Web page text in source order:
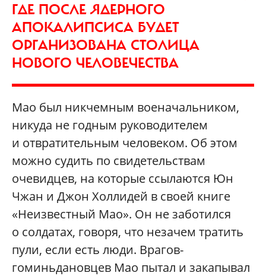
ГДЕ ПОСЛЕ ЯДЕРНОГО
АПОКАЛИПСИСА БУДЕТ
ОРГАНИЗОВАНА СТОЛИЦА
НОВОГО ЧЕЛОВЕЧЕСТВА
Мао был никчемным военачальником,
никуда не годным руководителем
и отвратительным человеком. Об этом
можно судить по свидетельствам
очевидцев, на которые ссылаются Юн
Чжан и Джон Холлидей в своей книге
«Неизвестный Мао». Он не заботился
о солдатах, говоря, что незачем тратить
пули, если есть люди. Врагов-
гоминьдановцев Мао пытал и закапывал